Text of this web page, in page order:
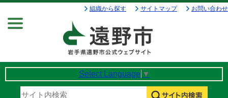
組織から探す サイトマップ お問い合わせ
Select Language ▼